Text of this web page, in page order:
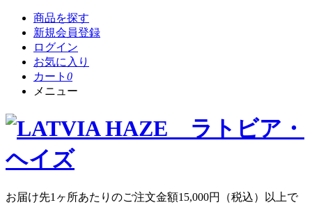
商品を探す
新規会員登録
ログイン
お気に入り
カート 0
メニュー
お届け先1ヶ所あたりのご注文金額15,000円
（税込）以上で